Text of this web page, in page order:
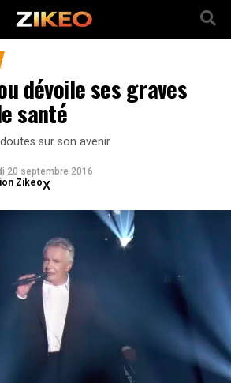
dévoile ses graves
santé
sur son avenir
20 septembre 2016
Zikeo